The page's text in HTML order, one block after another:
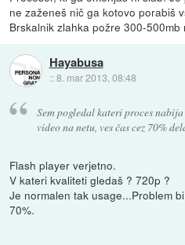
ne zaženeš nič ga kotovo porabiš
Brskalnik zlahka požre 300-500mb
Hayabusa
::8. mar 2013, 08:48
Sem pogledal kateri proces
video na netu, ves čas cez 70%
Flash player verjetno.
V kateri kvaliteti gledaš ? 720p ?
Je normalen tak usage...Problem
70%.